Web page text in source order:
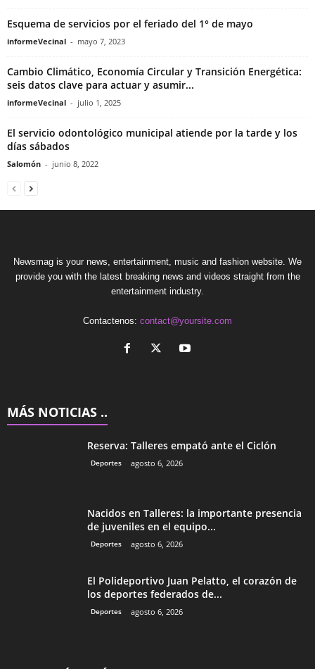
Esquema de servicios por el feriado del 1° de mayo
informeVecinal - mayo 7, 2023
Cambio Climático, Economía Circular y Transición Energética:
seis datos clave para actuar y asumir...
informeVecinal - julio 1, 2025
El servicio odontológico municipal atiende por la tarde y los
días sábados
Salomón - junio 8, 2022
Newsmag is your news, entertainment, music and fashion website. We
provide you with the latest breaking news and videos straight from the
entertainment industry.
Contactenos: contact@yoursite.com
MÁS NOTICIAS ..
Reserva: Talleres empató ante el Ciclón
Deportes agosto 6, 2026
Nacidos en Talleres: la importante presencia
de juveniles en el equipo...
Deportes agosto 6, 2026
El Polideportivo Juan Pelatto, el corazón de
los deportes federados de...
Deportes agosto 6, 2026